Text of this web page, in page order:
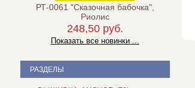
РТ-0061 "Сказочная бабочка",
Риолис
248,50 руб.
Показать все новинки ...
РАЗДЕЛЫ